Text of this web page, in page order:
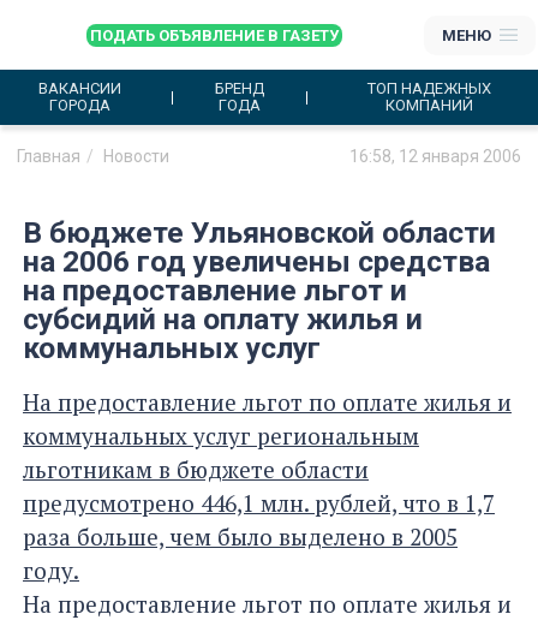
ПОДАТЬ ОБЪЯВЛЕНИЕ В ГАЗЕТУ МЕНЮ
ВАКАНСИИ
ГОРОДА
БРЕНД
ГОДА
ТОП НАДЕЖНЫХ
КОМПАНИЙ
Главная Новости 16:58, 12 января 2006
В бюджете Ульяновской области
на 2006 год увеличены средства
на предоставление льгот и
субсидий на оплату жилья и
коммунальных услуг
На предоставление льгот по оплате жилья и
коммунальных услуг региональным
льготникам в бюджете области
предусмотрено 446,1 млн. рублей, что в 1,7
раза больше, чем было выделено в 2005
году.
На предоставление льгот по оплате жилья и